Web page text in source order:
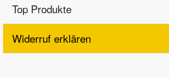
Top Produkte
Widerruf erklären